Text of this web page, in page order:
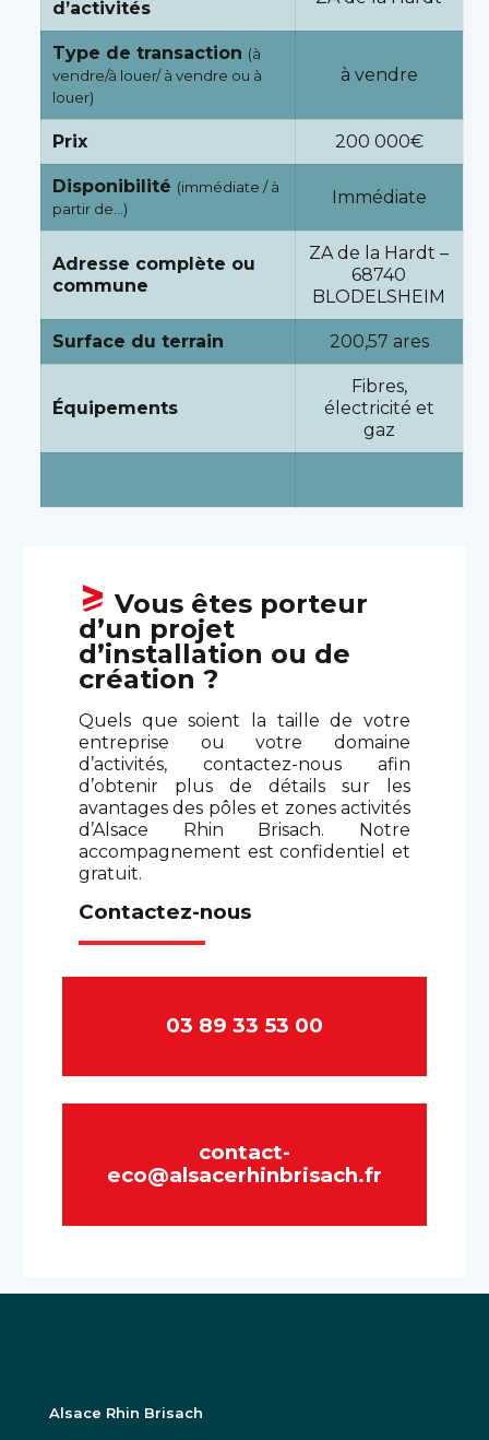
d’activités
Type de transaction (à
vendre/à louer/ à vendre ou à
louer)
à vendre
Prix 200 000€
Disponibilité (immédiate / à
partir de…)
Immédiate
Adresse complète ou
commune
ZA de la Hardt –
68740
BLODELSHEIM
Surface du terrain 200,57 ares
Équipements
Fibres,
électricité et
gaz
Vous êtes porteur
d’un projet
d’installation ou de
création ?
Quels que soient la taille de votre
entreprise ou votre domaine
d’activités, contactez-nous afin
d’obtenir plus de détails sur les
avantages des pôles et zones activités
d’Alsace Rhin Brisach. Notre
accompagnement est confidentiel et
gratuit.
Contactez-nous
03 89 33 53 00
contact-
eco@alsacerhinbrisach.fr
Alsace Rhin Brisach